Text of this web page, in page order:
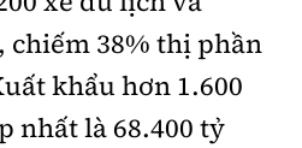
chiếm 38% thị phần
khẩu hơn 1.600
nhất là 68.400 tỷ